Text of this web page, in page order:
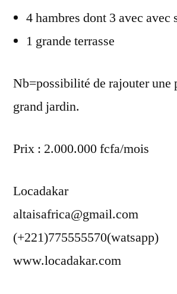
4 hambres dont 3 avec avec
1 grande terrasse
Nb=possibilité de rajouter une
grand jardin.
Prix : 2.000.000 fcfa/mois
Locadakar
altaisafrica@gmail.com
(+221)775555570(watsapp)
www.locadakar.com